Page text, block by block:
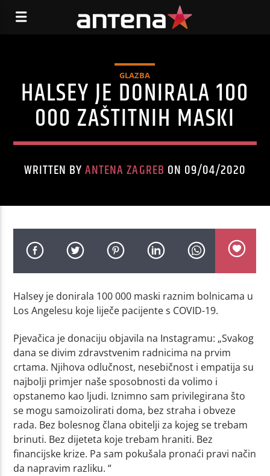
GLAZBA
HALSEY JE DONIRALA 100
000 ZAŠTITNIH MASKI
WRITTEN BYANTENA ZAGREB ON 09/04/2020
Halsey je donirala 100 000 maski raznim bolnicama u
Los Angelesu koje liječe pacijente s COVID-19.
Pjevačica je donaciju objavila na Instagramu: „Svakog
dana se divim zdravstvenim radnicima na prvim
crtama. Njihova odlučnost, nesebičnost i empatija su
najbolji primjer naše sposobnosti da volimo i
opstanemo kao ljudi. Iznimno sam privilegirana što
se mogu samoizolirati doma, bez straha i obveze
rada. Bez bolesnog člana obitelji za kojeg se trebam
brinuti. Bez dijeteta koje trebam hraniti. Bez
financijske krize. Pa sam pokušala pronaći pravi način
da napravim razliku. “